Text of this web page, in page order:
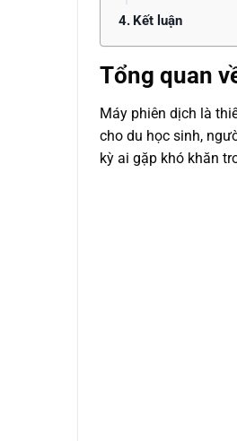
Kết luận
Tổng quan
Máy phiên dịch là
cho du học sinh,
kỳ ai gặp khó khăn